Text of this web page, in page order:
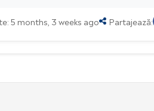
5 months, 3 weeks ago Partajează: